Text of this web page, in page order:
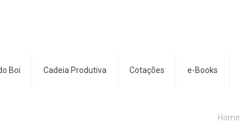
Boi Cadeia Produtiva Cotações e-Books
Home